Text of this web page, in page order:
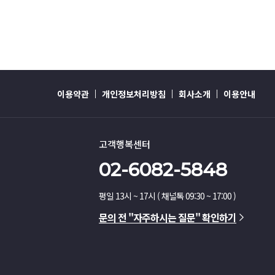
이용약관 개인정보처리방침 회사소개 이용안내
고객행복센터
02-6082-5848
평일 13시 ~ 17시 ( 채널톡 09:30 ~ 17:00 )
문의 전 "자주하시는 질문" 확인하기